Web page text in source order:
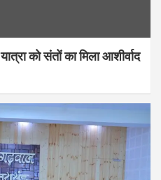
को संतों का मिला आशीर्वाद